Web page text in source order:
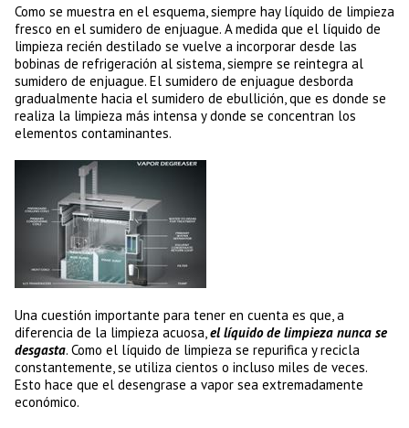
Como se muestra en el esquema, siempre hay líquido de limpieza
fresco en el sumidero de enjuague. A medida que el líquido de
limpieza recién destilado se vuelve a incorporar desde las
bobinas de refrigeración al sistema, siempre se reintegra al
sumidero de enjuague. El sumidero de enjuague desborda
gradualmente hacia el sumidero de ebullición, que es donde se
realiza la limpieza más intensa y donde se concentran los
elementos contaminantes.
Una cuestión importante para tener en cuenta es que, a
diferencia de la limpieza acuosa,el líquido de limpieza nunca se
desgasta. Como el líquido de limpieza se repurifica y recicla
constantemente, se utiliza cientos o incluso miles de veces.
Esto hace que el desengrase a vapor sea extremadamente
económico.